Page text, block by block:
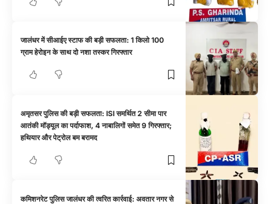
जालंधर में सीआईए स्टाफ की बड़ी सफलता: 1 किलो 100
ग्राम हेरोइन के साथ दो नशा तस्कर गिरफ्तार
अमृतसर पुलिस की बड़ी सफलता: ISI समर्थित 2 सीमा पार
आतंकी मॉड्यूल का पर्दाफाश, 4 नाबालिगों समेत 9 गिरफ्तार;
हथियार और पेट्रोल बम बरामद
कमिशनरेट पुलिस जालंधर की त्वरित कार्रवाई: अवतार नगर से